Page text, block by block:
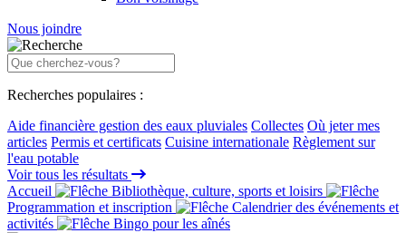
Nous joindre
Recherches populaires :
Aide financière gestion des eaux pluviales Collectes Où jeter mes
articles Permis et certificats Cuisine internationale Règlement sur
l'eau potable
Voir tous les résultats
Accueil
Bibliothèque, culture, sports et loisirs
Programmation et inscription
Calendrier des événements et
activités
Bingo pour les aînés